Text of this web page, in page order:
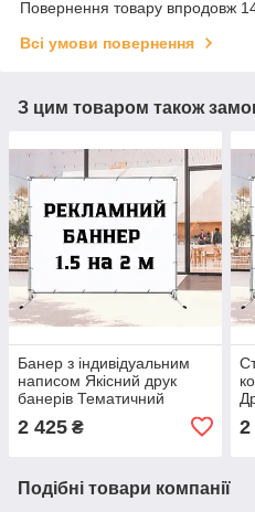
Повернення товару впродовж
Всі умови повернення
З цим товаром також
Банер з індивідуальним
написом Якісний друк
банерів Тематичний
Тематичний банер 1.5 на
2 425 ₴ 2
Подібні товари компанії